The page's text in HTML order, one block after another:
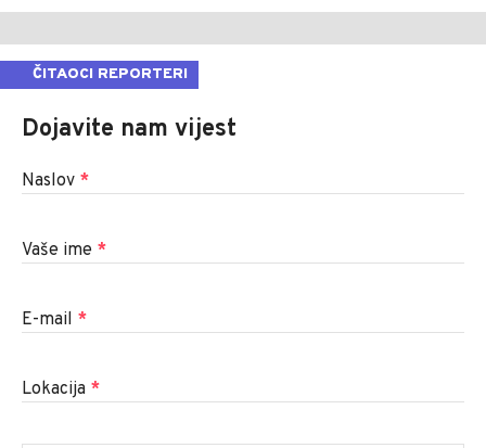
ČITAOCI REPORTERI
Dojavite nam vijest
Naslov *
Vaše ime *
E-mail *
Lokacija *